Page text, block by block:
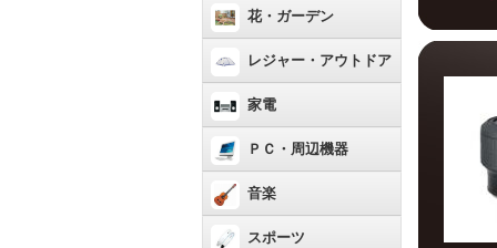
花・ガーデン
レジャー・アウトドア
家電
ＰＣ・周辺機器
音楽
スポーツ